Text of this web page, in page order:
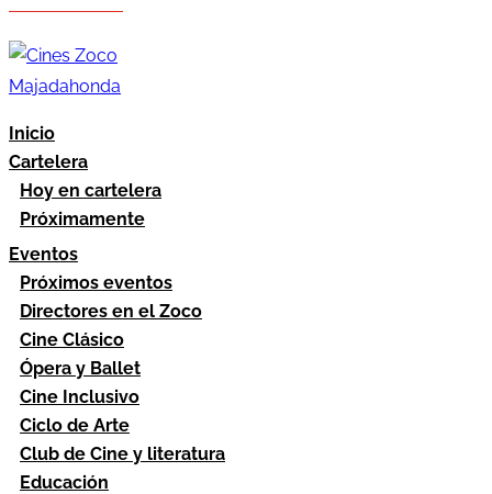
Inicio
Cartelera
Hoy en cartelera
Próximamente
Eventos
Próximos eventos
Directores en el Zoco
Cine Clásico
Ópera y Ballet
Cine Inclusivo
Ciclo de Arte
Club de Cine y literatura
Educación